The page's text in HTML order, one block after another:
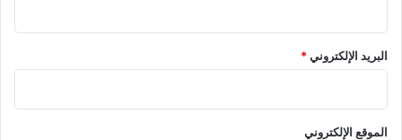
البريد الإلكتروني*
الموقع الإلكتروني